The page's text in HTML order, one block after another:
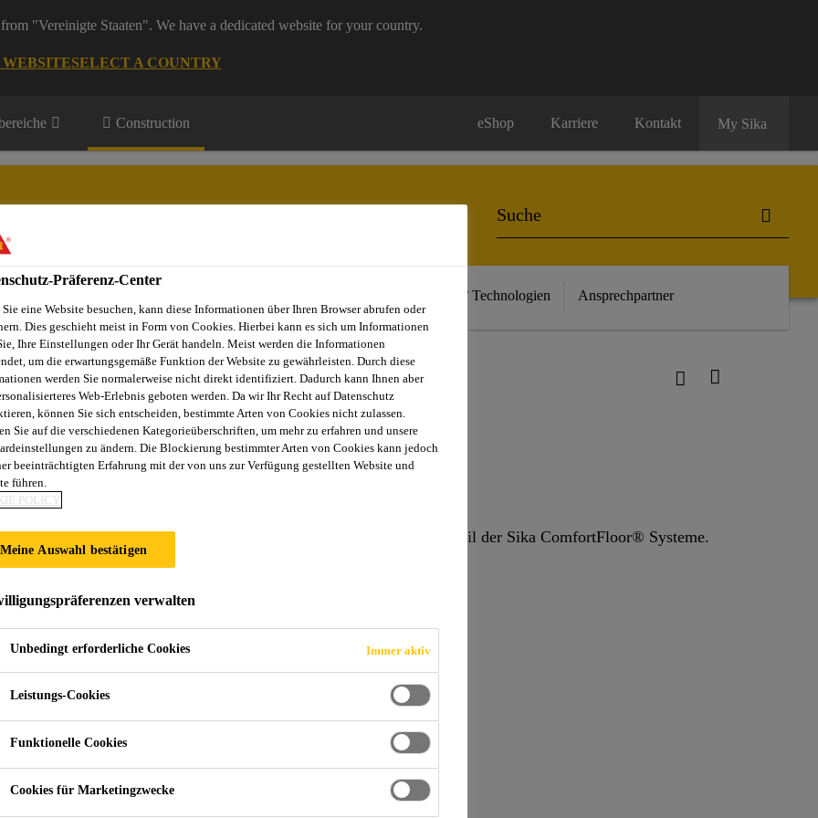
"Vereinigte Staaten". We have a dedicated website for your country.
SELECT A COUNTRY
Construction eShop Karriere Kontakt My Sika
Neuheiten / Technologien Ansprechpartner
Polyurethan / Polyurea / Polyaspartic Sikafloor®-3000
PU-Fliessbelag
2-komponentiger, lösemittelfreier, emissionsarmer, lichtechter, elastischer Fliessbelag auf Polyurethanbasis. Bestandteil der Sika ComfortFloor® Systeme.
Präferenz-Center
Sie eine Website besuchen, kann diese Informationen über Ihren Browser abrufen oder
Dies geschieht meist in Form von Cookies. Hierbei kann es sich um Informationen
Ihre Einstellungen oder Ihr Gerät handeln. Meist werden die Informationen
um die erwartungsgemäße Funktion der Website zu gewährleisten. Durch diese
werden Sie normalerweise nicht direkt identifiziert. Dadurch kann Ihnen aber
Web-Erlebnis geboten werden. Da wir Ihr Recht auf Datenschutz
können Sie sich entscheiden, bestimmte Arten von Cookies nicht zulassen.
Sie auf die verschiedenen Kategorieüberschriften, um mehr zu erfahren und unsere
zu ändern. Die Blockierung bestimmter Arten von Cookies kann jedoch
beeinträchtigten Erfahrung mit der von uns zur Verfügung gestellten Website und
führen.
POLICY
Meine Auswahl bestätigen
verwalten
Unbedingt erforderliche Cookies Immer aktiv
Leistungs-Cookies
Funktionelle Cookies
Cookies für Marketingzwecke